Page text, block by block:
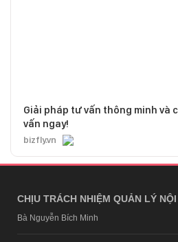
Giải pháp tư vấn thông minh và
vấn ngay!
bizfly.vn
CHỊU TRÁCH NHIỆM QUẢN LÝ NỘI
Bà Nguyễn Bích Minh